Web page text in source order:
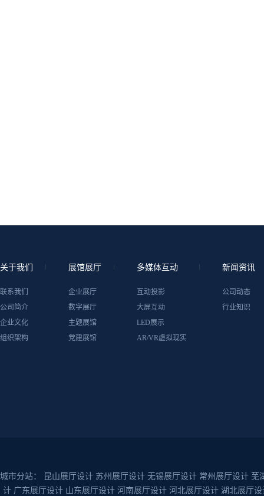
关于我们
联系我们
公司简介
企业文化
组织架构
展馆展厅
企业展厅
数字展厅
主题展馆
党建展馆
多媒体互动
互动投影
大屏互动
LED展示
AR/VR虚拟现实
新闻资讯
公司动态
行业知识
城市分站： 昆山展厅设计 苏州展厅设计 无锡展厅设计 常州展厅设计 芜
计 广东展厅设计 山东展厅设计 河南展厅设计 河北展厅设计 湖北展厅设